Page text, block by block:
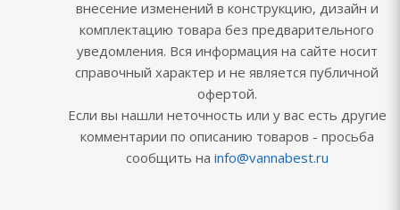
внесение изменений в конструкцию, дизайн и
комплектацию товара без предварительного
уведомления. Вся информация на сайте носит
справочный характер и не является публичной
офертой.
Если вы нашли неточность или у вас есть другие
комментарии по описанию товаров - просьба
сообщить на info@vannabest.ru